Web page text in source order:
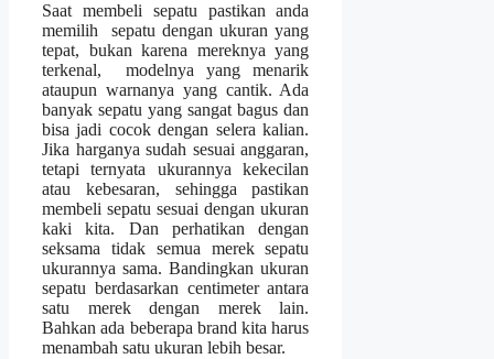
Saat membeli sepatu pastikan anda
memilih sepatu dengan ukuran yang
tepat, bukan karena mereknya yang
terkenal, modelnya yang menarik
ataupun warnanya yang cantik. Ada
banyak sepatu yang sangat bagus dan
bisa jadi cocok dengan selera kalian.
Jika harganya sudah sesuai anggaran,
tetapi ternyata ukurannya kekecilan
atau kebesaran, sehingga pastikan
membeli sepatu sesuai dengan ukuran
kaki kita. Dan perhatikan dengan
seksama tidak semua merek sepatu
ukurannya sama. Bandingkan ukuran
sepatu berdasarkan centimeter antara
satu merek dengan merek lain.
Bahkan ada beberapa brand kita harus
menambah satu ukuran lebih besar.